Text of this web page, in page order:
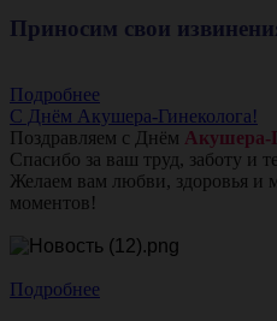
Приносим свои
Подробнее
С Днём Акушера-Гинеколога!
Поздравляем с Днём Акушера-
Спасибо за ваш труд, заботу и
Желаем вам любви, здоровья и
моментов!
Подробнее